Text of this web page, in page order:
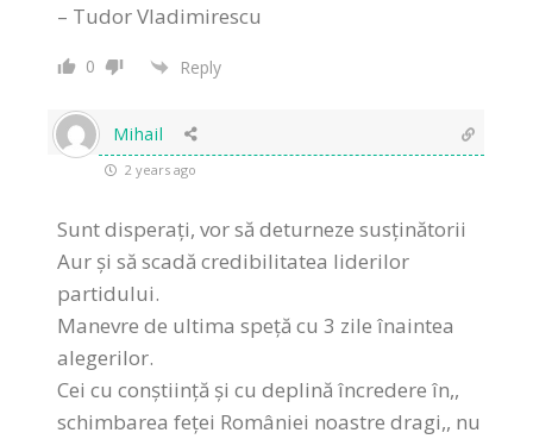
– Tudor Vladimirescu
0 Reply
Mihail
2 years ago
Sunt disperați, vor să deturneze susținătorii
Aur și să scadă credibilitatea liderilor
partidului.
Manevre de ultima speță cu 3 zile înaintea
alegerilor.
Cei cu conștiință și cu deplină încredere în,,
schimbarea feței României noastre dragi,, nu